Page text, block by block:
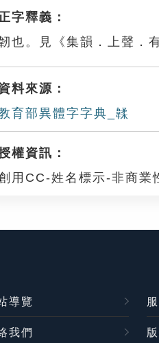
字釋義：
也。見《集韻．上聲．
料來源：
育部異體字字典_韖
權資訊：
用CC-姓名標示-非商業
導覽
我們